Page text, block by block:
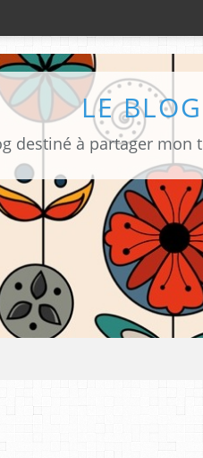
LE
destiné à partager mon